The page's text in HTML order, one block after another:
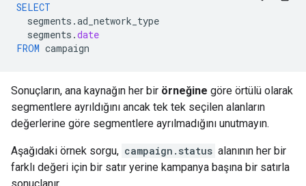
SELECT
segments .ad_network_type
segments .date
FROM campaign
Sonuçların, ana kaynağın her bir örneğine göre örtülü olarak
segmentlere ayrıldığını ancak tek tek seçilen alanların
değerlerine göre segmentlere ayrılmadığını unutmayın.
Aşağıdaki örnek sorgu, campaign.status alanının her bir
farklı değeri için bir satır yerine kampanya başına bir satırla